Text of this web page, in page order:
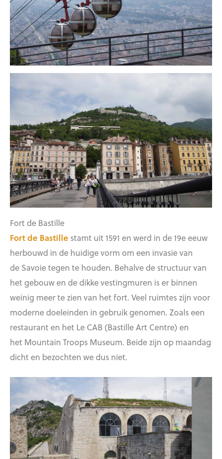
Fort de Bastille
Fort de Bastille stamt uit 1591 en werd in de 19e eeuw
herbouwd in de huidige vorm om een invasie van
de Savoie tegen te houden. Behalve de structuur van
het gebouw en de dikke vestingmuren is er binnen
weinig meer te zien van het fort. Veel ruimtes zijn voor
moderne doeleinden in gebruik genomen. Zoals een
restaurant en het Le CAB (Bastille Art Centre) en
het Mountain Troops Museum. Beide zijn op maandag
dicht en bezochten we dus niet.